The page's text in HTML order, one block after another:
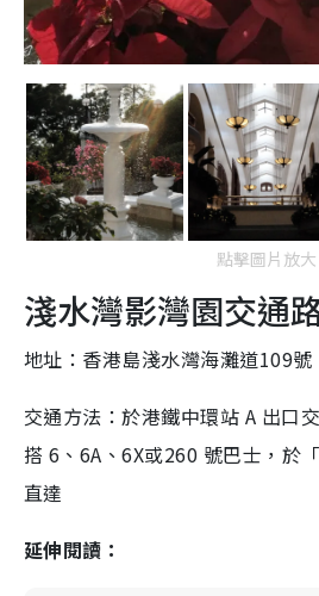
點擊圖片放大
淺水灣影灣園交通
地址：香港島淺水灣海灘道109號
交通方法：於港鐵中環站 A 出口
搭 6、6A、6X或260 號巴士，於
直達
延伸閱讀：